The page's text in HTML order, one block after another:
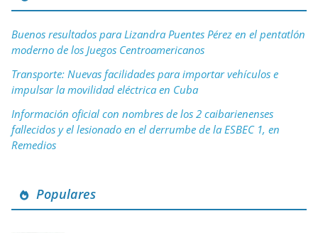
Buenos resultados para Lizandra Puentes Pérez en el pentatlón
moderno de los Juegos Centroamericanos
Transporte: Nuevas facilidades para importar vehículos e
impulsar la movilidad eléctrica en Cuba
Información oficial con nombres de los 2 caibarienenses
fallecidos y el lesionado en el derrumbe de la ESBEC 1, en
Remedios
Populares